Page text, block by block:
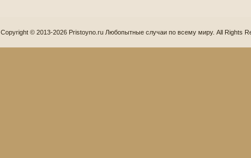
Copyright © 2013-2026 Pristoyno.ru Любопытные случаи по всему миру. All Rights